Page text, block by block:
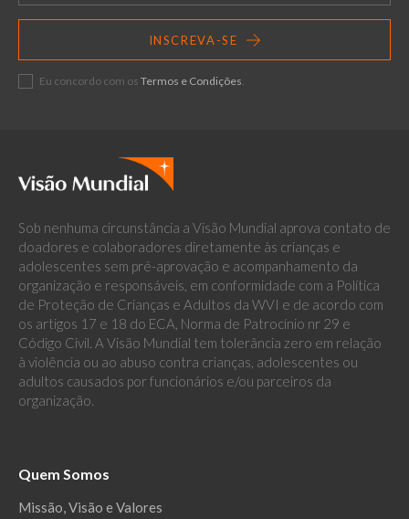
INSCREVA-SE
Eu concordo com os Termos e Condições.
Sob nenhuma circunstância a Visão Mundial aprova contato de
doadores e colaboradores diretamente às crianças e
adolescentes sem pré-aprovação e acompanhamento da
organização e responsáveis, em conformidade com a Política
de Proteção de Crianças e Adultos da WVI e de acordo com
os artigos 17 e 18 do ECA, Norma de Patrocínio nr 29 e
Código Civil. A Visão Mundial tem tolerância zero em relação
à violência ou ao abuso contra crianças, adolescentes ou
adultos causados por funcionários e/ou parceiros da
organização.
Quem Somos
Missão, Visão e Valores